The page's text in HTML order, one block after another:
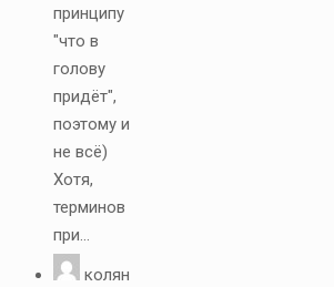
принципу
"что в
голову
придёт",
поэтому и
не всё)
Хотя,
терминов
при...
колян